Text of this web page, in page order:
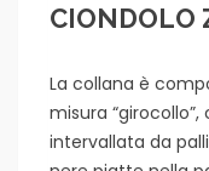
CIONDOLO
La collana è
misura
intervallata da